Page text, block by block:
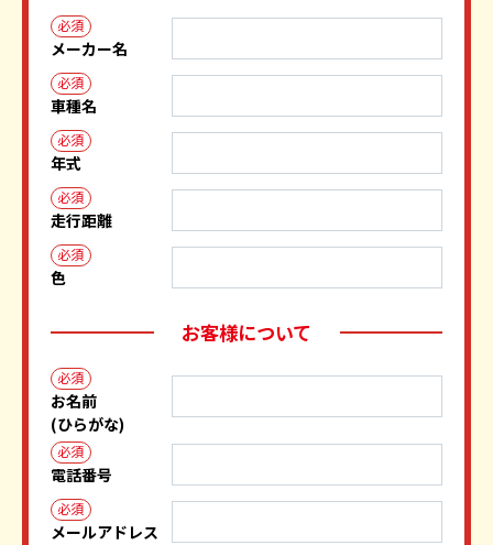
必須
メーカー名
必須
車種名
必須
年式
必須
走行距離
必須
色
お客様について
必須
お名前
(ひらがな)
必須
電話番号
必須
メールアドレス